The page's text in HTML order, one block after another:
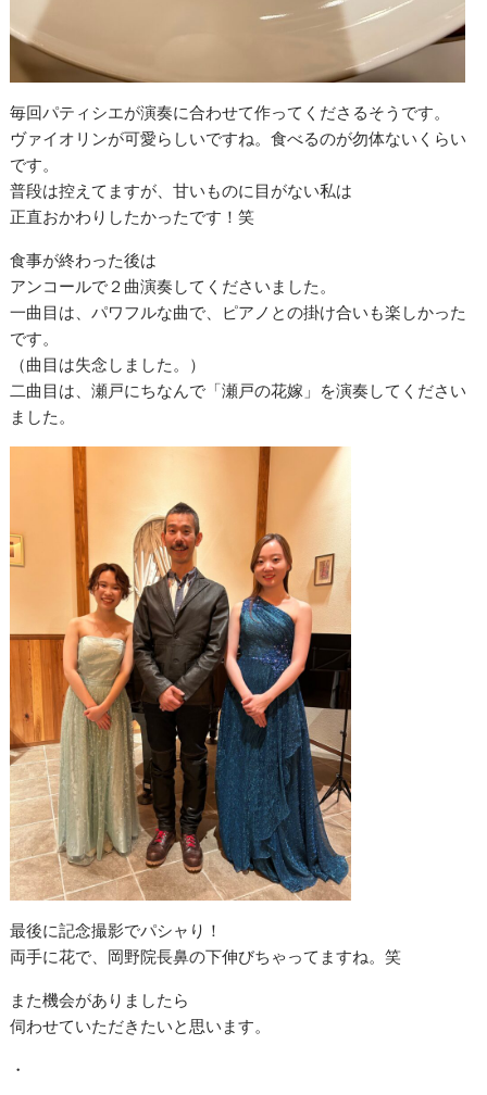
毎回パティシエが演奏に合わせて作ってくださるそうです。
ヴァイオリンが可愛らしいですね。食べるのが勿体ないくらい
です。
普段は控えてますが、甘いものに目がない私は
正直おかわりしたかったです！笑
食事が終わった後は
アンコールで２曲演奏してくださいました。
一曲目は、パワフルな曲で、ピアノとの掛け合いも楽しかった
です。
（曲目は失念しました。）
二曲目は、瀬戸にちなんで「瀬戸の花嫁」を演奏してください
ました。
最後に記念撮影でパシャり！
両手に花で、岡野院長鼻の下伸びちゃってますね。笑
また機会がありましたら
伺わせていただきたいと思います。
・